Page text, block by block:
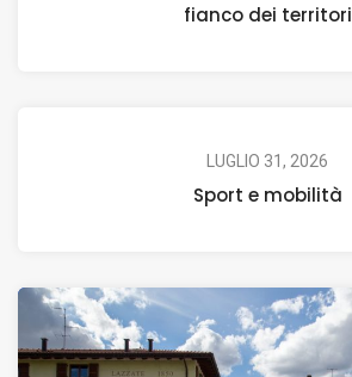
fianco dei territori
LUGLIO 31, 2026
Sport e mobilità